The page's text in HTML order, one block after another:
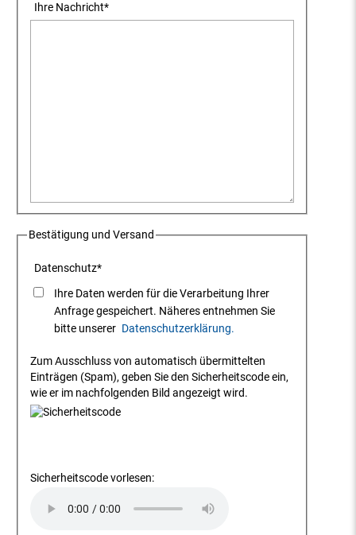
Ihre Nachricht*
Bestätigung und Versand
Datenschutz*
Ihre Daten werden für die Verarbeitung Ihrer
Anfrage gespeichert. Näheres entnehmen Sie
bitte unserer Datenschutzerklärung.
Zum Ausschluss von automatisch übermittelten
Einträgen (Spam), geben Sie den Sicherheitscode ein,
wie er im nachfolgenden Bild angezeigt wird.
Sicherheitscode vorlesen: